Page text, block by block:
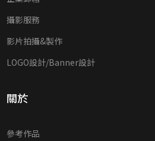
攝影服務
影片拍攝&製作
LOGO設計/Banner設計
關於
參考作品